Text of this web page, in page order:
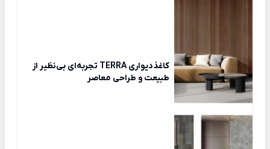
کاغذدیواری TERRA تجربه‌ای بی‌نظیر از
طبیعت و طراحی معاصر